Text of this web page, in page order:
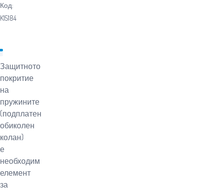
Код:
K15184
Защитното
покритие
на
пружините
(подплатен
обиколен
колан)
е
необходим
елемент
за